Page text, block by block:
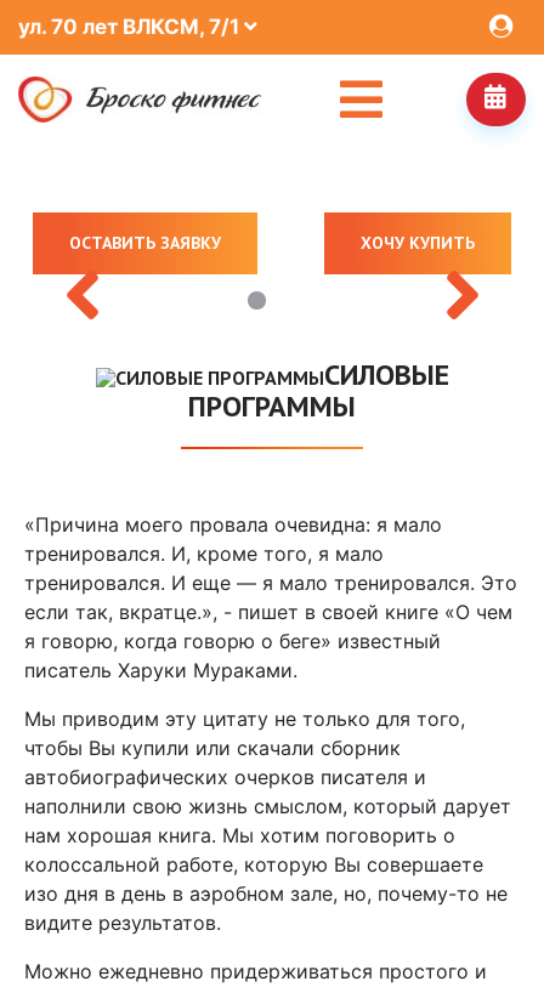
ул. 70 лет ВЛКСМ, 7/1
ОСТАВИТЬ ЗАЯВКУ ХОЧУ КУПИТЬ
ОСТАВИТЬ ЗАЯВКУ ХОЧУ КУПИТЬ
СИЛОВЫЕ
ПРОГРАММЫ
«Причина моего провала очевидна: я мало
тренировался. И, кроме того, я мало
тренировался. И еще — я мало тренировался. Это
если так, вкратце.», - пишет в своей книге «О чем
я говорю, когда говорю о беге» известный
писатель Харуки Мураками.
Мы приводим эту цитату не только для того,
чтобы Вы купили или скачали сборник
автобиографических очерков писателя и
наполнили свою жизнь смыслом, который дарует
нам хорошая книга. Мы хотим поговорить о
колоссальной работе, которую Вы совершаете
изо дня в день в аэробном зале, но, почему-то не
видите результатов.
Можно ежедневно придерживаться простого и